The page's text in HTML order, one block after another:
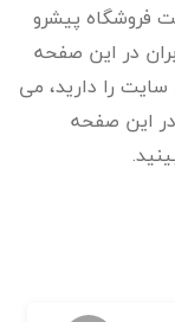
فروشگاه پیشرو
در این صفحه
را دارید، می
در این صفحه